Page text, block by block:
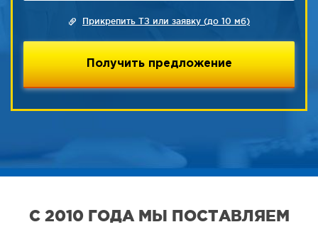
Прикрепить ТЗ или заявку (до 10 мб)
С 2010 ГОДА МЫ ПОСТАВЛЯЕМ